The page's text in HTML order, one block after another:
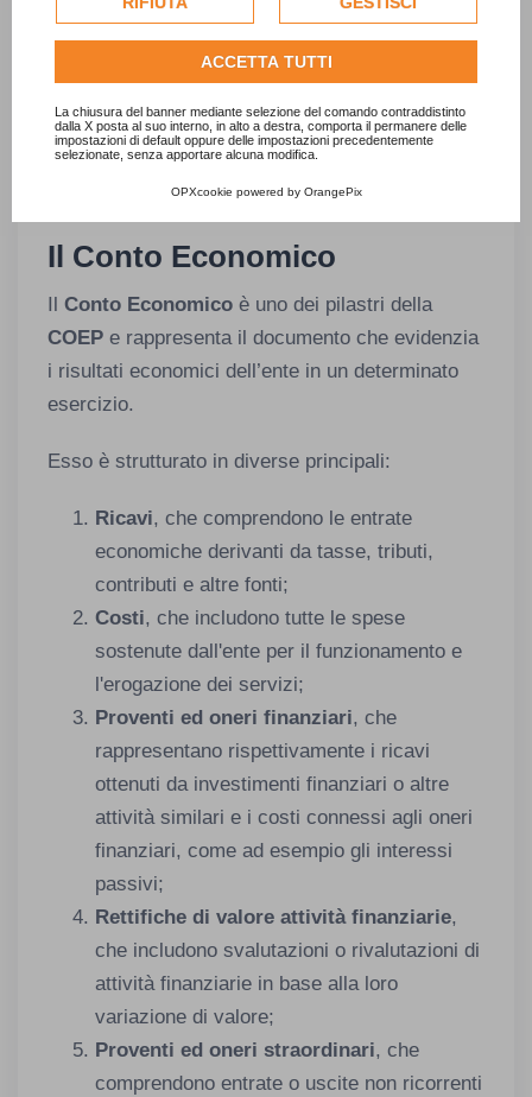
per personalizzare gli annunci pubblicitari. Per ulteriori
informazioni su come Google utilizza i dati raccolti,
politica sulla privacy di Google
Consulta l'informativa cookie completa.
ACCETTA TUTTI
La chiusura del banner mediante selezione del comando contraddistinto
dalla X posta al suo interno, in alto a destra, comporta il permanere delle
impostazioni di default oppure delle impostazioni precedentemente
selezionate, senza apportare alcuna modifica.
OPXcookie powered by OrangePix
compiono atti obbligatori per legge,
come previsto dall’art. 136 del Tuel.
fondamentale pianificare con attenzione tutte le
attività legate alla redazione e approvazione dei
Il Conto Economico
Il Conto Economico è uno dei pilastri della
COEP e rappresenta il documento che evidenzia
i risultati economici dell’ente in un determinato
esercizio.
Esso è strutturato in diverse principali:
Ricavi, che comprendono le entrate
economiche derivanti da tasse, tributi,
contributi e altre fonti;
Costi, che includono tutte le spese
sostenute dall'ente per il funzionamento e
l'erogazione dei servizi;
Proventi ed oneri finanziari, che
rappresentano rispettivamente i ricavi
ottenuti da investimenti finanziari o altre
attività similari e i costi connessi agli oneri
finanziari, come ad esempio gli interessi
passivi;
Rettifiche di valore attività finanziarie,
che includono svalutazioni o rivalutazioni di
attività finanziarie in base alla loro
variazione di valore;
Proventi ed oneri straordinari, che
comprendono entrate o uscite non ricorrenti